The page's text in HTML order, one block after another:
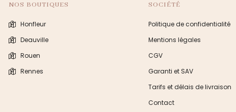
NOS BOUTIQUES
Honfleur
Deauville
Rouen
Rennes
SOCIÉTÉ
Politique de confidentialité
Mentions légales
CGV
Garanti et SAV
Tarifs et délais de livraison
Contact